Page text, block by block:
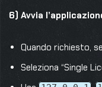
6) Avvia
Quando richiesto,
Seleziona “Single